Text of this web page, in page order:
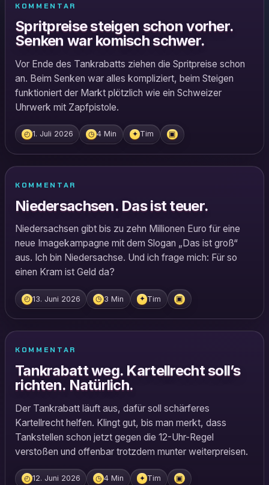
KOMMENTAR
Spritpreise steigen schon vorher.
Senken war komisch schwer.
Vor Ende des Tankrabatts ziehen die Spritpreise schon
an. Beim Senken war alles kompliziert, beim Steigen
funktioniert der Markt plötzlich wie ein Schweizer
Uhrwerk mit Zapfpistole.
◴ 1. Juli 2026 ◷ 4 Min ✦ Tim ▣
KOMMENTAR
Niedersachsen. Das ist teuer.
Niedersachsen gibt bis zu zehn Millionen Euro für eine
neue Imagekampagne mit dem Slogan „Das ist groß“
aus. Ich bin Niedersachse. Und ich frage mich: Für so
einen Kram ist Geld da?
◴ 13. Juni 2026 ◷ 3 Min ✦ Tim ▣
KOMMENTAR
Tankrabatt weg. Kartellrecht soll’s
richten. Natürlich.
Der Tankrabatt läuft aus, dafür soll schärferes
Kartellrecht helfen. Klingt gut, bis man merkt, dass
Tankstellen schon jetzt gegen die 12-Uhr-Regel
verstoßen und offenbar trotzdem munter weiterpreisen.
◴ 12. Juni 2026 ◷ 4 Min ✦ Tim ▣